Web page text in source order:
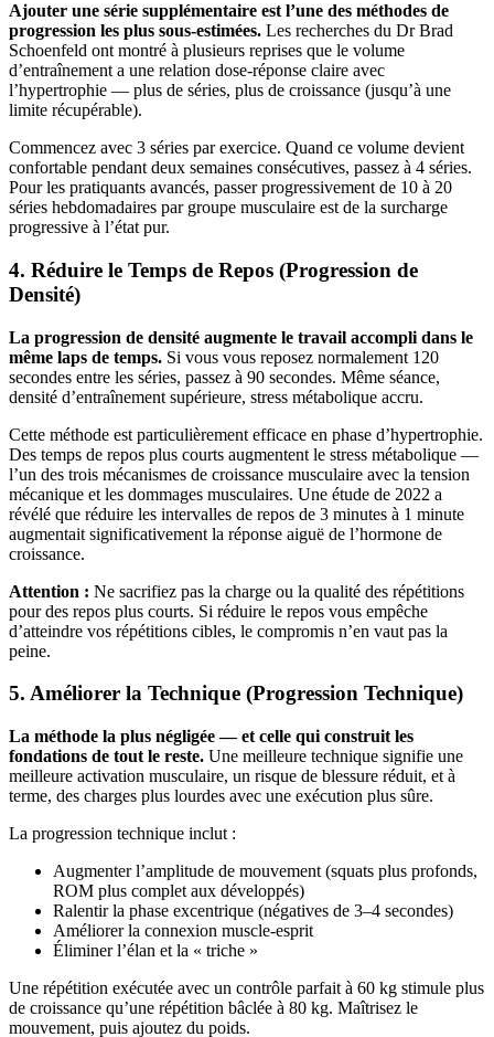
Ajouter une série supplémentaire est l’une des méthodes de
progression les plus sous-estimées. Les recherches du Dr Brad
Schoenfeld ont montré à plusieurs reprises que le volume
d’entraînement a une relation dose-réponse claire avec
l’hypertrophie — plus de séries, plus de croissance (jusqu’à une
limite récupérable).
Commencez avec 3 séries par exercice. Quand ce volume devient
confortable pendant deux semaines consécutives, passez à 4 séries.
Pour les pratiquants avancés, passer progressivement de 10 à 20
séries hebdomadaires par groupe musculaire est de la surcharge
progressive à l’état pur.
4. Réduire le Temps de Repos (Progression de
Densité)
La progression de densité augmente le travail accompli dans le
même laps de temps. Si vous vous reposez normalement 120
secondes entre les séries, passez à 90 secondes. Même séance,
densité d’entraînement supérieure, stress métabolique accru.
Cette méthode est particulièrement efficace en phase d’hypertrophie.
Des temps de repos plus courts augmentent le stress métabolique —
l’un des trois mécanismes de croissance musculaire avec la tension
mécanique et les dommages musculaires. Une étude de 2022 a
révélé que réduire les intervalles de repos de 3 minutes à 1 minute
augmentait significativement la réponse aiguë de l’hormone de
croissance.
Attention : Ne sacrifiez pas la charge ou la qualité des répétitions
pour des repos plus courts. Si réduire le repos vous empêche
d’atteindre vos répétitions cibles, le compromis n’en vaut pas la
peine.
5. Améliorer la Technique (Progression Technique)
La méthode la plus négligée — et celle qui construit les
fondations de tout le reste. Une meilleure technique signifie une
meilleure activation musculaire, un risque de blessure réduit, et à
terme, des charges plus lourdes avec une exécution plus sûre.
La progression technique inclut :
Augmenter l’amplitude de mouvement (squats plus profonds,
ROM plus complet aux développés)
Ralentir la phase excentrique (négatives de 3–4 secondes)
Améliorer la connexion muscle-esprit
Éliminer l’élan et la « triche »
Une répétition exécutée avec un contrôle parfait à 60 kg stimule plus
de croissance qu’une répétition bâclée à 80 kg. Maîtrisez le
mouvement, puis ajoutez du poids.